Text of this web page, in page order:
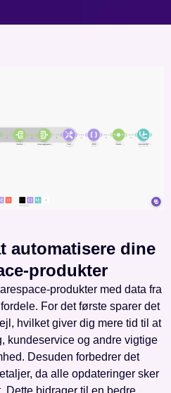
automatisere dine
produkter
produkter med data fra
For det første sparer det
hvilket giver dig mere tid til at
kundeservice og andre vigtige
Desuden forbedrer det
da alle opdateringer sker